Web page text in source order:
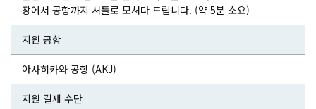
장에서 공항까지 셔틀로 모셔다 드립니다. (약 5분 소요)
지원 공항
아사히카와 공항 (AKJ)
지원 결제 수단